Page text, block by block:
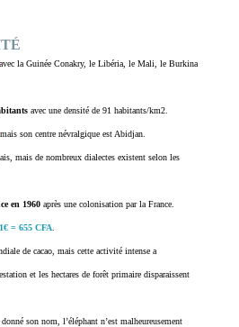
la Guinée Conakry, le Libéria, le Mali, le Burkina
avec une densité de 91 habitants/km2.
son centre névralgique est Abidjan.
mais de nombreux dialectes existent selon les
en 1960après une colonisation par la France.
1€ = 655 CFA.
de cacao, mais cette activité intense a
et les hectares de forêt primaire disparaissent
son nom, l’éléphant n’est malheureusement